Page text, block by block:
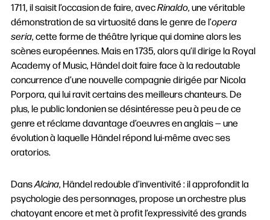
1711, il saisit l’occasion de faire, avecRinaldo, une véritable
démonstration de sa virtuosité dans le genre de l’opera
seria, cette forme de théâtre lyrique qui domine alors les
scènes européennes. Mais en 1735, alors qu’il dirige la Royal
Academy of Music, Händel doit faire face à la redoutable
concurrence d’une nouvelle compagnie dirigée par Nicola
Porpora, qui lui ravit certains des meilleurs chanteurs. De
plus, le public londonien se désintéresse peu à peu de ce
genre et réclame davantage d’oeuvres en anglais — une
évolution à laquelle Händel répond lui-même avec ses
oratorios.
DansAlcina, Händel redouble d’inventivité : il approfondit la
psychologie des personnages, propose un orchestre plus
chatoyant encore et met à profit l’expressivité des grands